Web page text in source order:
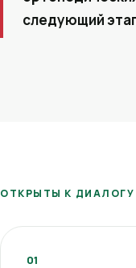
следующий
ОТКРЫТЫ К ДИАЛОГУ
01